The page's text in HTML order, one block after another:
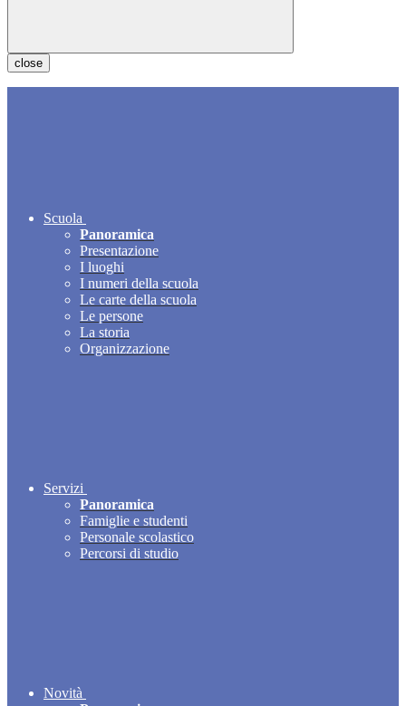
close
Scuola
Panoramica
Presentazione
I luoghi
I numeri della scuola
Le carte della scuola
Le persone
La storia
Organizzazione
Servizi
Panoramica
Famiglie e studenti
Personale scolastico
Percorsi di studio
Novità